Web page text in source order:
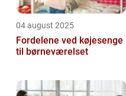
04 august 2025
Fordelene ved køjesenge
til børneværelset